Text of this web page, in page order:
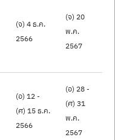
(จ) 4 ธ.ค.
2566
(จ) 20
พ.ค.
2567
(อ) 12 -
(ศ) 15 ธ.ค.
2566
(อ) 28 -
(ศ) 31
พ.ค.
2567